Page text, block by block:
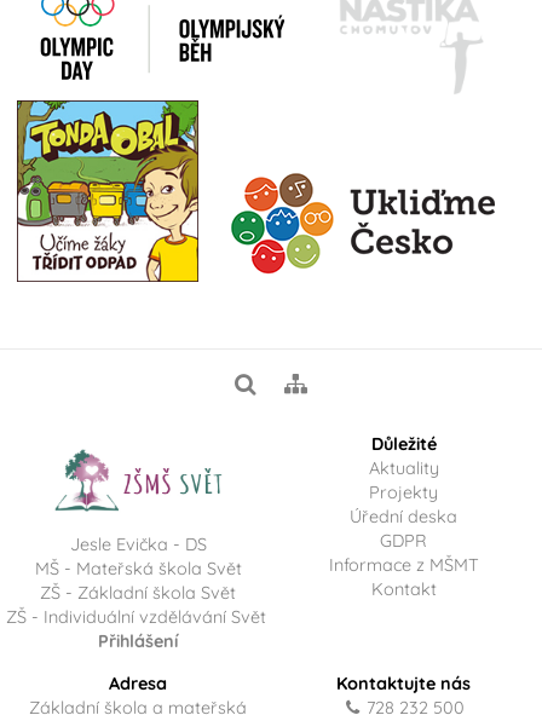
Jesle Evička - DS
MŠ - Mateřská škola Svět
ZŠ - Základní škola Svět
ZŠ - Individuální vzdělávání Svět
Přihlášení
Důležité
Aktuality
Projekty
Úřední deska
GDPR
Informace z MŠMT
Kontakt
Adresa
Základní škola a mateřská
Kontaktujte nás
728 232 500